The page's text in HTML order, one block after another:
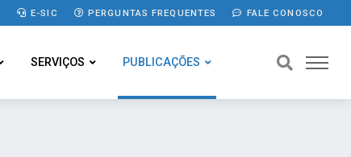
E-SIC PERGUNTAS FREQUENTES FALE CONOSCO
SERVIÇOS PUBLICAÇÕES